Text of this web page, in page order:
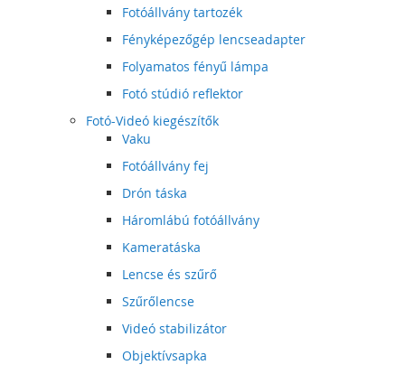
Fotóállvány tartozék
Fényképezőgép lencseadapter
Folyamatos fényű lámpa
Fotó stúdió reflektor
Fotó-Videó kiegészítők
Vaku
Fotóállvány fej
Drón táska
Háromlábú fotóállvány
Kameratáska
Lencse és szűrő
Szűrőlencse
Videó stabilizátor
Objektívsapka